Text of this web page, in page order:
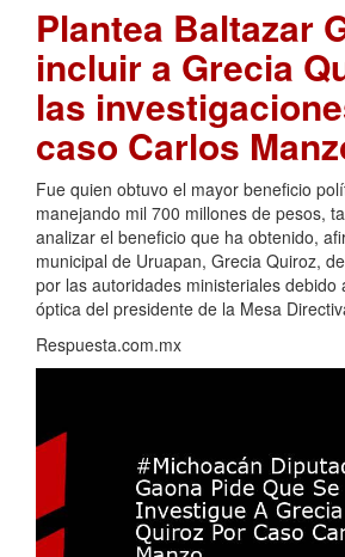
Plantea Baltazar
incluir a Grecia
las
caso Carlos
Fue quien obtuvo el mayor beneficio
manejando mil 700 millones de pesos,
analizar el beneficio que ha obtenido,
municipal de Uruapan, Grecia Quiroz,
por las autoridades ministeriales debido
óptica del presidente de la Mesa
Respuesta.com.mx